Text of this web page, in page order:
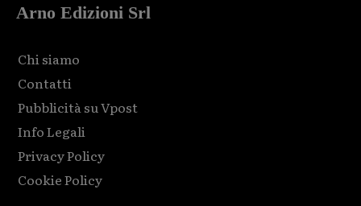
Arno Edizioni Srl
Chi siamo
Contatti
Pubblicità su Vpost
Info Legali
Privacy Policy
Cookie Policy